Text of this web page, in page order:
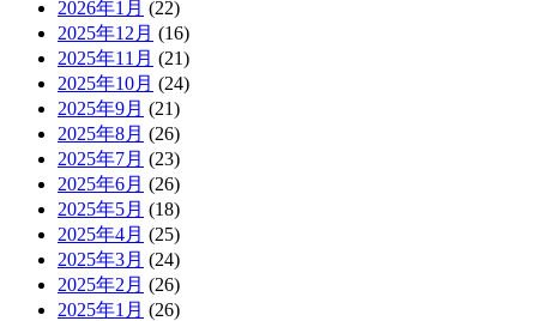
2026年1月 (22)
2025年12月 (16)
2025年11月 (21)
2025年10月 (24)
2025年9月 (21)
2025年8月 (26)
2025年7月 (23)
2025年6月 (26)
2025年5月 (18)
2025年4月 (25)
2025年3月 (24)
2025年2月 (26)
2025年1月 (26)